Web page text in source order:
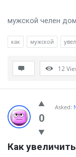
Я
мужской челен
как мужской
12
0
Asked:
Как